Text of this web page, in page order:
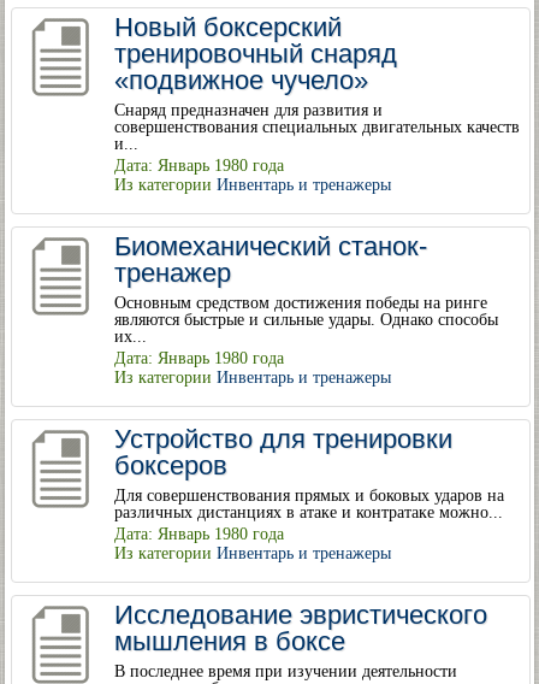
Новый боксерский
тренировочный снаряд
«подвижное чучело»
Снаряд предназначен для развития и
совершенствования специальных двигательных качеств
и...
Дата: Январь 1980 года
Из категории Инвентарь и тренажеры
Биомеханический станок-
тренажер
Основным средством достижения победы на ринге
являются быстрые и сильные удары. Однако способы
их...
Дата: Январь 1980 года
Из категории Инвентарь и тренажеры
Устройство для тренировки
боксеров
Для совершенствования прямых и боковых ударов на
различных дистанциях в атаке и контратаке можно...
Дата: Январь 1980 года
Из категории Инвентарь и тренажеры
Исследование эвристического
мышления в боксе
В последнее время при изучении деятельности